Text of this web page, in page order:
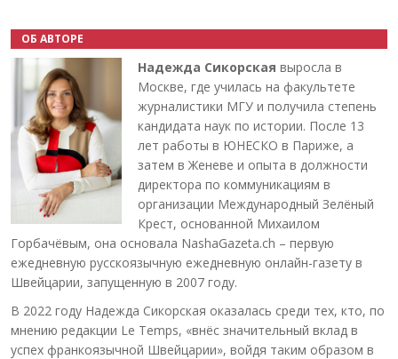
ОБ АВТОРЕ
Надежда Сикорская выросла в
Москве, где училась на факультете
журналистики МГУ и получила степень
кандидата наук по истории. После 13
лет работы в ЮНЕСКО в Париже, а
затем в Женеве и опыта в должности
директора по коммуникациям в
организации Международный Зелёный
Крест, основанной Михаилом
Горбачёвым, она основала NashaGazeta.ch – первую
ежедневную русскоязычную ежедневную онлайн-газету в
Швейцарии, запущенную в 2007 году.
В 2022 году Надежда Сикорская оказалась среди тех, кто, по
мнению редакции Le Temps, «внёс значительный вклад в
успех франкоязычной Швейцарии», войдя таким образом в